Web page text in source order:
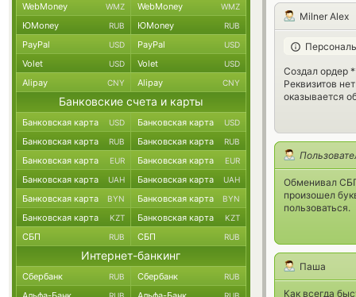
Milner Alex
Создал ордер
Реквизитов
оказывается
Обменивал
произошел
пользоваться.
Паша
Как всегда
WebMoney WMZ WebMoney WMZ
ЮMoney RUB ЮMoney RUB
PayPal USD PayPal USD
Volet USD Volet USD
Alipay CNY Alipay CNY
Банковские счета и карты
Банковская карта USD Банковская карта USD
Банковская карта RUB Банковская карта RUB
Банковская карта EUR Банковская карта EUR
Банковская карта UAH Банковская карта UAH
Банковская карта BYN Банковская карта BYN
Банковская карта KZT Банковская карта KZT
СБП RUB СБП RUB
Интернет-банкинг
Сбербанк RUB Сбербанк RUB